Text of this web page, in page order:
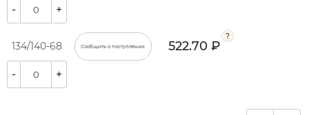
- +
134/140-68 Сообщить о поступлении 522.70 ₽
- +